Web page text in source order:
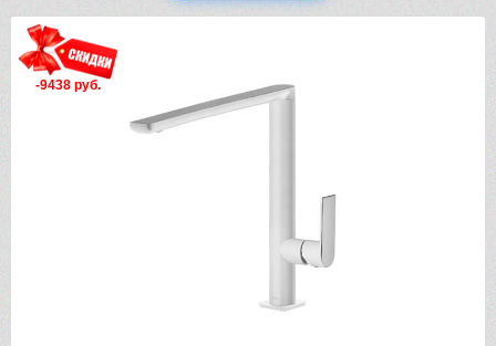
-9438 руб.